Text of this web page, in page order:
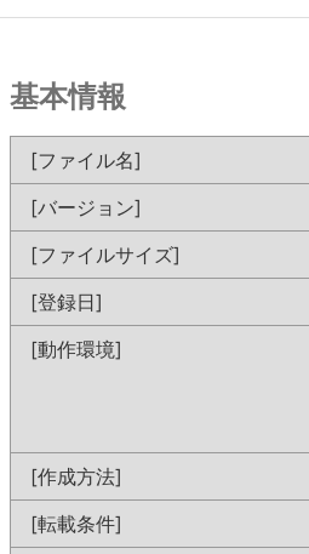
基本情報
[ファイル名]
[バージョン]
[ファイルサイズ]
[登録日]
[動作環境]
[作成方法]
[転載条件]